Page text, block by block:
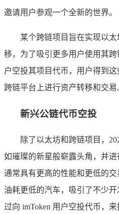
邀请用户参观一个全新的世界。
某个跨链项目旨在实现以
移，为了吸引更多用户使用其跨
户空投其项目代币，用户得到
跨链平台上进行资产转移和交易
新兴公链代币空投
除了以太坊和跨链项目，
如璀璨的新星般崭露头角，并
通常具有更高的性能和更低的交
油耗更低的汽车，吸引了不少
过向 imToken 用户空投代币，